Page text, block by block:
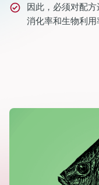
因此，必须对配
消化率和生物利用